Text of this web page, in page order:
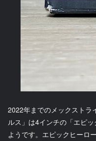
2022年までのメックストラ
ルス」は4インチの「エピ
ようです。エピックヒーロ